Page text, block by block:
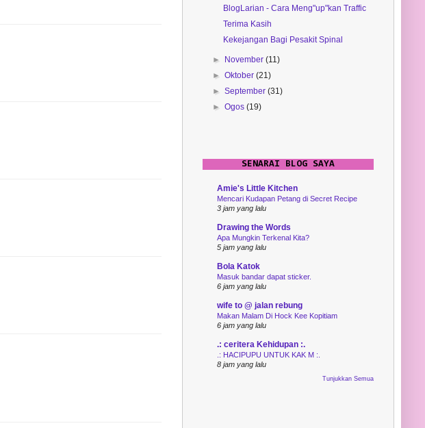
BlogLarian - Cara Meng"up"kan Traffic
Terima Kasih
Kekejangan Bagi Pesakit Spinal
► November(11)
►Oktober(21)
►September(31)
►Ogos(19)
SENARAI BLOG SAYA
Amie's Little Kitchen
Mencari Kudapan Petang di Secret Recipe
3 jam yang lalu
Drawing the Words
Apa Mungkin Terkenal Kita?
5 jam yang lalu
Bola Katok
Masuk bandar dapat sticker.
6 jam yang lalu
wife to @ jalan rebung
Makan Malam Di Hock Kee Kopitiam
6 jam yang lalu
.: ceritera Kehidupan :.
.: HACIPUPU UNTUK KAK M :.
8 jam yang lalu
Tunjukkan Semua